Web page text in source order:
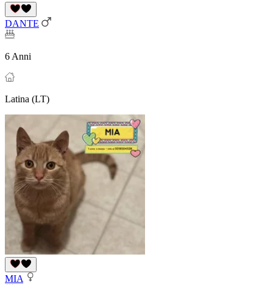
DANTE
6 Anni
Latina (LT)
MIA